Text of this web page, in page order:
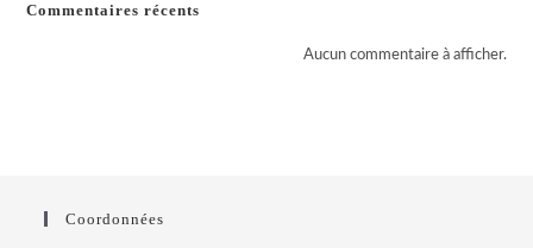
Commentaires récents
Aucun commentaire à afficher.
Coordonnées